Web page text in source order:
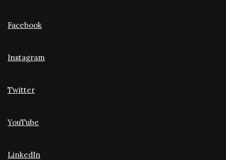
Facebook
Instagram
Twitter
YouTube
LinkedIn